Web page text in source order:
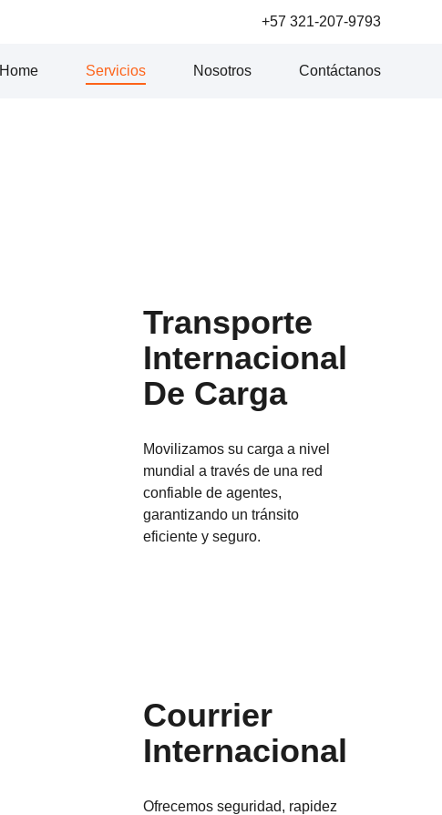
+57 321-207-9793
Home Servicios Nosotros Contáctanos
Transporte
Internacional
De Carga
Movilizamos su carga a nivel
mundial a través de una red
confiable de agentes,
garantizando un tránsito
eficiente y seguro.
Courrier
Internacional
Ofrecemos seguridad, rapidez